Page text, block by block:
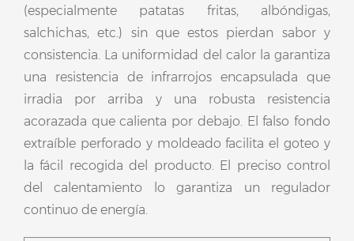
(especialmente patatas fritas, albóndigas,
salchichas, etc.) sin que estos pierdan sabor y
consistencia. La uniformidad del calor la garantiza
una resistencia de infrarrojos encapsulada que
irradia por arriba y una robusta resistencia
acorazada que calienta por debajo. El falso fondo
extraíble perforado y moldeado facilita el goteo y
la fácil recogida del producto. El preciso control
del calentamiento lo garantiza un regulador
continuo de energía.